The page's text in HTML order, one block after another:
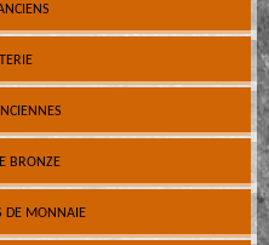
BRONZE
DE MONNAIE